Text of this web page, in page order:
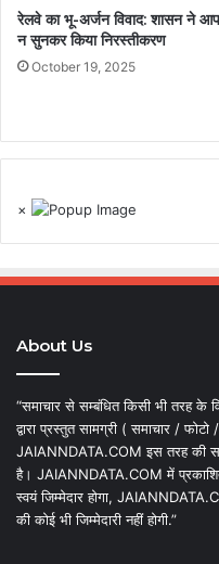
रेलवे का भू-अर्जन विवाद: शासन ने
न सुनकर किया निरस्तीकरण
October 19, 2025
×
About Us
“समाचार से सम्बंधित किसी भी तरह के
द्वारा प्रस्तुत सामग्री ( समाचार / फोटो
JAIANNDATA.COM इस तरह की
है। JAIANNDATA.COM में
स्वयं जिम्मेदार होगा,
की कोई भी जिम्मेदारी नहीं होगी.”